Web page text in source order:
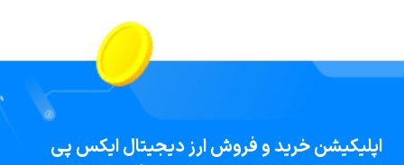
اپلیکیشن خرید و فروش ارز دیجیتال ایکس پی